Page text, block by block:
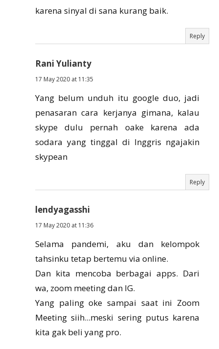
karena sinyal di sana kurang baik.
Reply
Rani Yulianty
17 May 2020 at 11:35
Yang belum unduh itu google duo, jadi
penasaran cara kerjanya gimana, kalau
skype dulu pernah oake karena ada
sodara yang tinggal di Inggris ngajakin
skypean
Reply
lendyagasshi
17 May 2020 at 11:36
Selama pandemi, aku dan kelompok
tahsinku tetap bertemu via online.
Dan kita mencoba berbagai apps. Dari
wa, zoom meeting dan IG.
Yang paling oke sampai saat ini Zoom
Meeting siih...meski sering putus karena
kita gak beli yang pro.